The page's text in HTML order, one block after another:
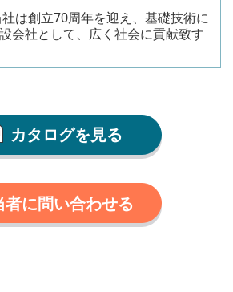
は創立70周年を迎え、基礎技術に
会社として、広く社会に貢献致す
カタログを見る
者に問い合わせる